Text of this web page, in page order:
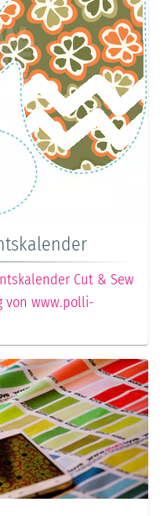
Cut & Sew
von www.polli-